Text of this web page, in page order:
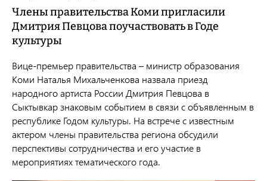
Члены правительства Коми пригласили
Дмитрия Певцова поучаствовать в Годе
культуры
Вице-премьер правительства – министр образования
Коми Наталья Михальченкова назвала приезд
народного артиста России Дмитрия Певцова в
Сыктывкар знаковым событием в связи с объявленным в
республике Годом культуры. На встрече с известным
актером члены правительства региона обсудили
перспективы сотрудничества и его участие в
мероприятиях тематического года.